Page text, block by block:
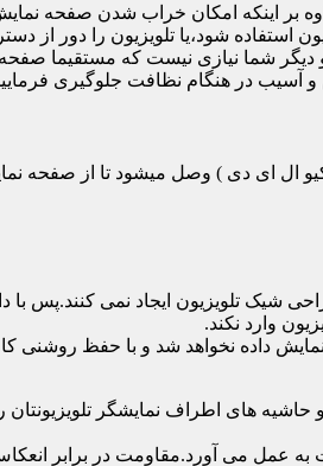
بر اینکه امکان خراب شدن صفحه
شود،یا تلویزیون را دور از
شما نیازی نیست که مستقیما صفحه
و آسیب در هنگام نظافت جلوگیری
(ال سی دی – ال ای دی – ۳ بعدی – کرو – تلویزیون منحنی – کیو ال ای دی )
وارد نکند.
نخواهد شد و با حفظ روشنی کامل
های اطراف نمایشگر تلویزیونتان